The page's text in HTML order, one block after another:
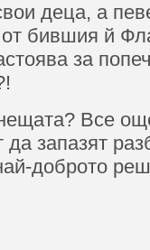
деца, а
бившия й
за
Все
запазят
доброто